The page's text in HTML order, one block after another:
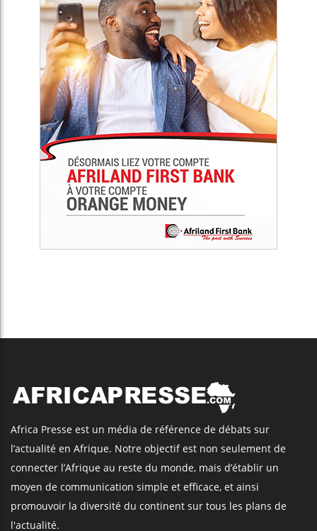
Africa Presse est un média de référence de débats sur
l’actualité en Afrique. Notre objectif est non seulement de
connecter l’Afrique au reste du monde, mais d’établir un
moyen de communication simple et efficace, et ainsi
promouvoir la diversité du continent sur tous les plans de
l'actualité.